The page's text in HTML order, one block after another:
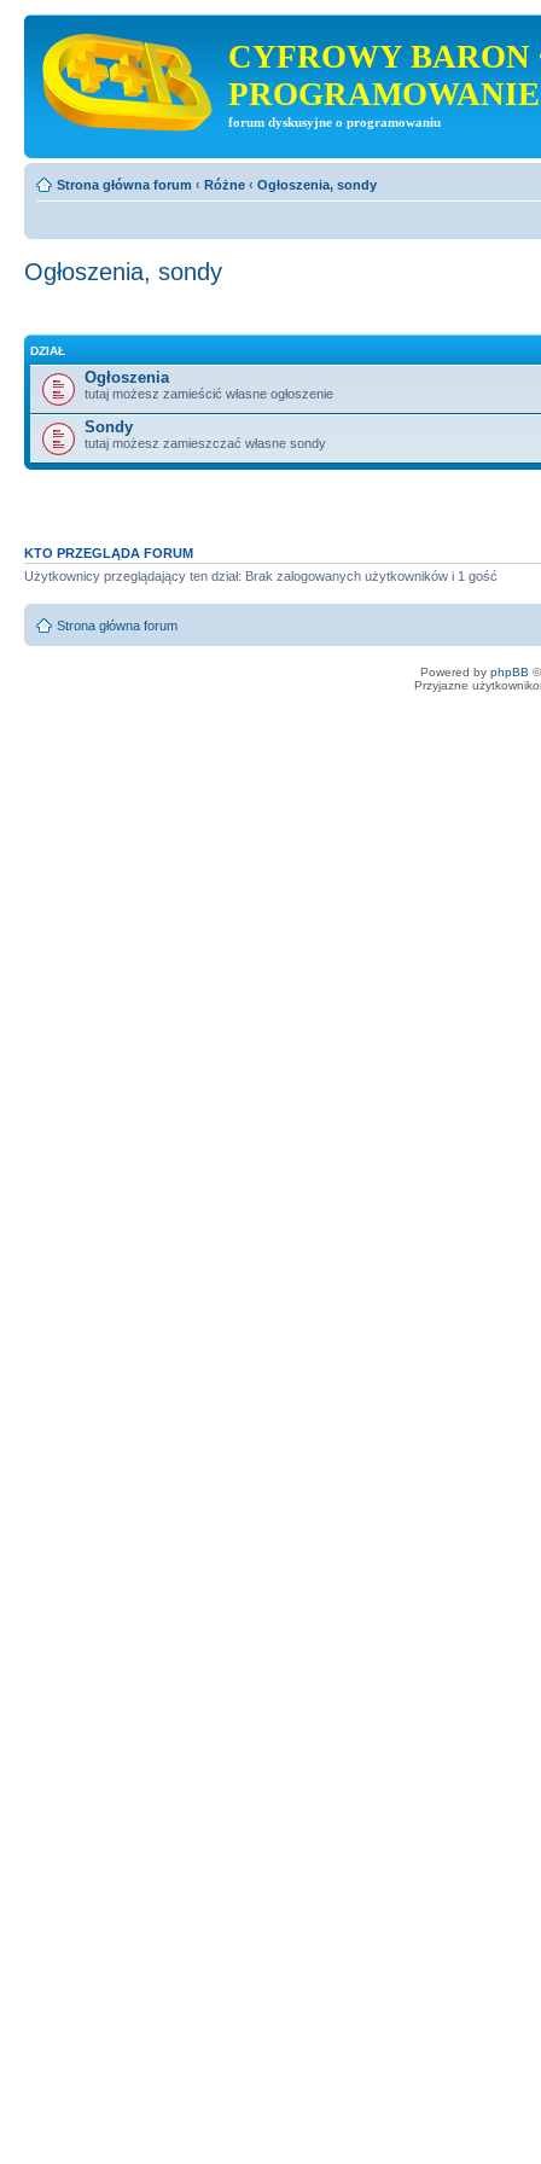
CYFROWY BARON
PROGRAMOWANIE
forum dyskusyjne o programowaniu
Strona główna forum ‹ Różne ‹ Ogłoszenia, sondy
Ogłoszenia, sondy
DZIAŁ
Ogłoszenia
tutaj możesz zamieścić własne ogłoszenie
Sondy
tutaj możesz zamieszczać własne sondy
KTO PRZEGLĄDA FORUM
Użytkownicy przeglądający ten dział: Brak zalogowanych użytkowników i 1 gość
Strona główna forum
Powered by phpBB
Przyjazne